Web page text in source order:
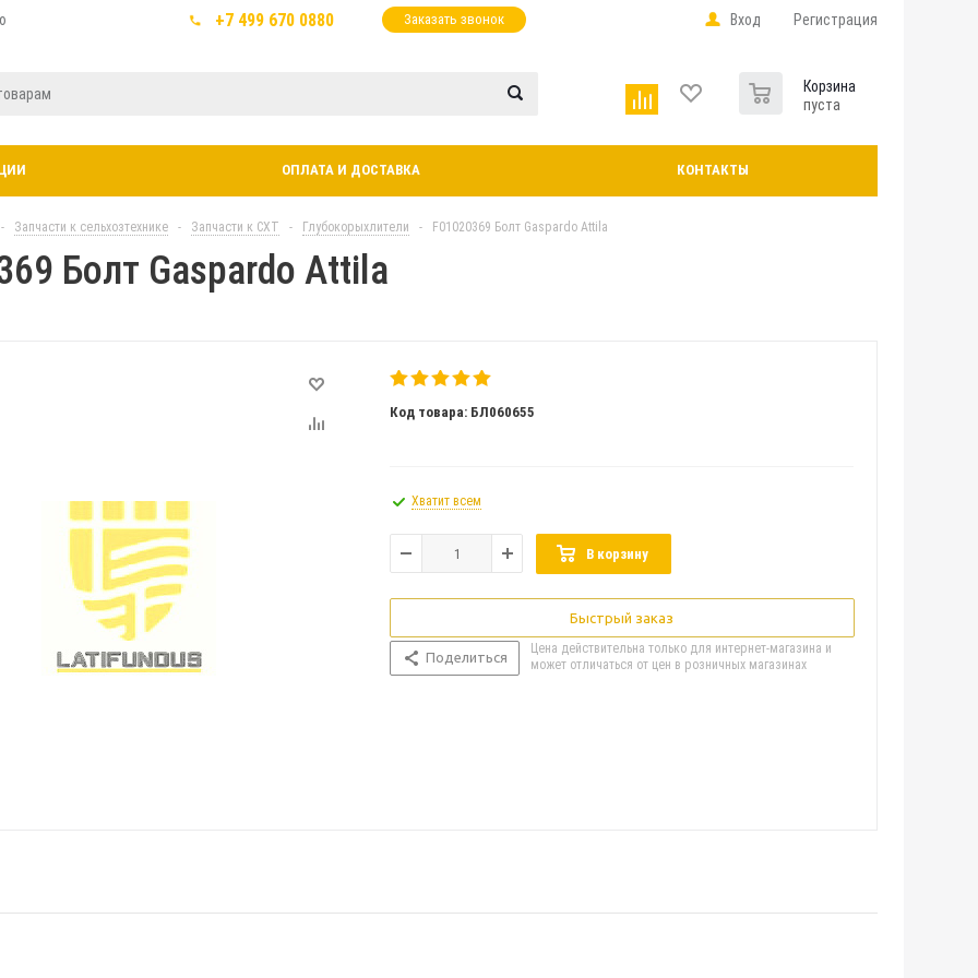
+7 499 670 0880 Заказать звонок Вход Регистрация
Корзина
пуста
ОПЛАТА И ДОСТАВКА КОНТАКТЫ
- Запчасти к сельхозтехнике - Запчасти к СХТ - Глубокорыхлители - F01020369 Болт Gaspardo Attila
Болт Gaspardo Attila
Код товара: БЛ060655
Хватит всем
В корзину
Быстрый заказ
Поделиться
Цена действительна только для интернет-магазина и
может отличаться от цен в розничных магазинах